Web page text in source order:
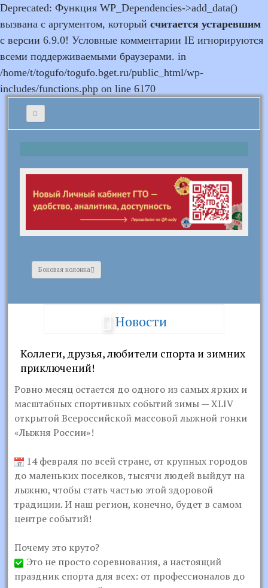
Deprecated: Функция WP_Dependencies->add_data()
вызвана с аргументом, который считается устаревшим
с версии 6.9.0! Условные комментарии IE игнорируются
всеми поддерживаемыми браузерами. in
/home/t/togufo/togufo.bget.ru/public_html/wp-
includes/functions.php on line 6170
Боковая колонка
Новости
Коллеги, друзья, любители спорта и зимних
приключений!
Ровно месяц остается до одного из самых ярких и
масштабных спортивных событий зимы — XLIV
открытой Всероссийской массовой лыжной гонки
«Лыжня России»!
14 февраля по всей стране, от крупных городов
до маленьких поселков, тысячи людей выйдут на
лыжню, чтобы стать частью этой здоровой
традиции. И наш регион, конечно, будет в самом
центре событий!
Почему это круто?
Это не просто соревнования, а настоящий
праздник спорта для всех: от профессионалов до